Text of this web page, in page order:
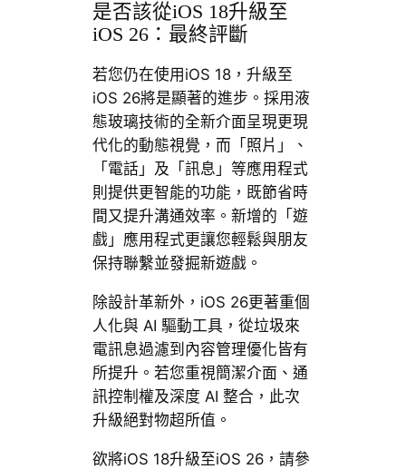
是否該從iOS 18升級至
iOS 26：最終評斷
若您仍在使用iOS 18，升級至
iOS 26將是顯著的進步。採用液
態玻璃技術的全新介面呈現更現
代化的動態視覺，而「照片」、
「電話」及「訊息」等應用程式
則提供更智能的功能，既節省時
間又提升溝通效率。新增的「遊
戲」應用程式更讓您輕鬆與朋友
保持聯繫並發掘新遊戲。
除設計革新外，iOS 26更著重個
人化與 AI 驅動工具，從垃圾來
電訊息過濾到內容管理優化皆有
所提升。若您重視簡潔介面、通
訊控制權及深度 AI 整合，此次
升級絕對物超所值。
欲將iOS 18升級至iOS 26，請參